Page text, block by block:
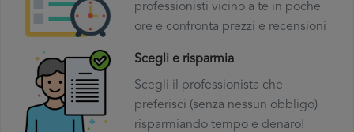
professionisti vicino a te in poche
ore e confronta prezzi e recensioni
Scegli e risparmia
Scegli il professionista che
preferisci (senza nessun obbligo)
risparmiando tempo e denaro!